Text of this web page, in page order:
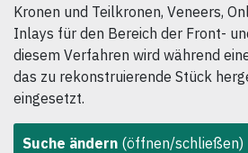
Kronen und Teilkronen, Veneers,
Inlays für den Bereich der Front-
diesem Verfahren wird während
das zu rekonstruierende Stück
eingesetzt.
Suche ändern (öffnen/schließen)